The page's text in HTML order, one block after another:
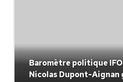
Baromètre politique
Nicolas Dupont-Aignan